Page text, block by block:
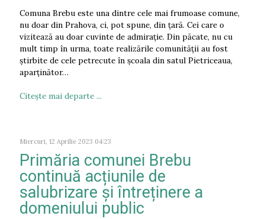
Comuna Brebu este una dintre cele mai frumoase comune,
nu doar din Prahova, ci, pot spune, din țară. Cei care o
vizitează au doar cuvinte de admirație. Din păcate, nu cu
mult timp în urma, toate realizările comunității au fost
știrbite de cele petrecute în școala din satul Pietriceaua,
aparținător…
Citeşte mai departe ...
Miercuri, 12 Aprilie 2023 04:23
Primăria comunei Brebu
continuă acțiunile de
salubrizare și întreținere a
domeniului public